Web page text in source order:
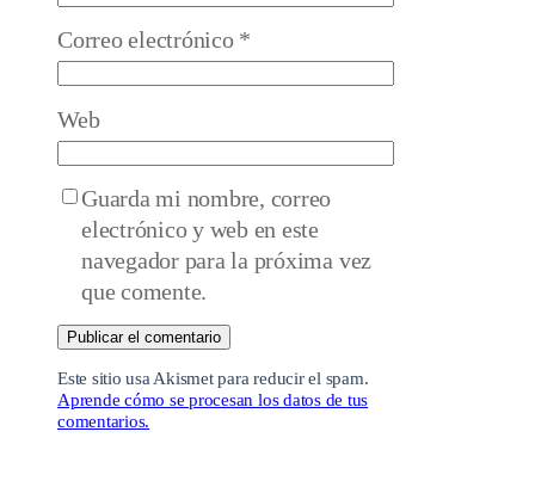
Correo electrónico *
Web
Guarda mi nombre, correo
electrónico y web en este
navegador para la próxima vez
que comente.
Este sitio usa Akismet para reducir el spam.
Aprende cómo se procesan los datos de tus
comentarios.